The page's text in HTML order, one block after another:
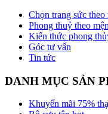
Chọn trang sức theo
Phong thuỷ theo
Kiến thức phong
Góc tư vấn
Tin tức
DANH MỤC SẢN
Khuyến mãi 75%